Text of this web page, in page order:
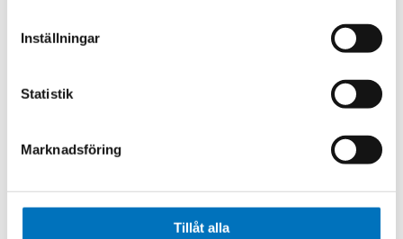
Inställningar
Statistik
Marknadsföring
Tillåt alla